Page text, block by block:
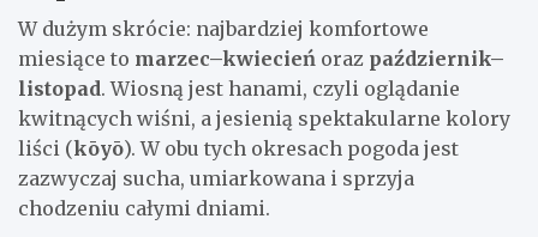
W dużym skrócie: najbardziej komfortowe
miesiące to marzec–kwiecień oraz październik–
listopad. Wiosną jest hanami, czyli oglądanie
kwitnących wiśni, a jesienią spektakularne kolory
liści (kōyō). W obu tych okresach pogoda jest
zazwyczaj sucha, umiarkowana i sprzyja
chodzeniu całymi dniami.